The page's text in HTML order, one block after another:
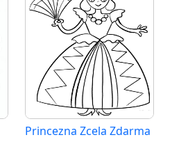
Princezna Zcela Zdarma